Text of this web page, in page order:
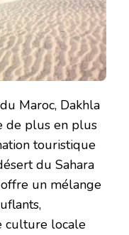
Maroc, Dakhla
de plus en plus
touristique
du Sahara
un mélange
culture locale